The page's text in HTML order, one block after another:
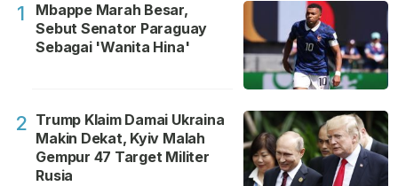
1
Mbappe Marah Besar,
Sebut Senator Paraguay
Sebagai 'Wanita Hina'
2 Trump Klaim Damai Ukraina
Makin Dekat, Kyiv Malah
Gempur 47 Target Militer
Rusia